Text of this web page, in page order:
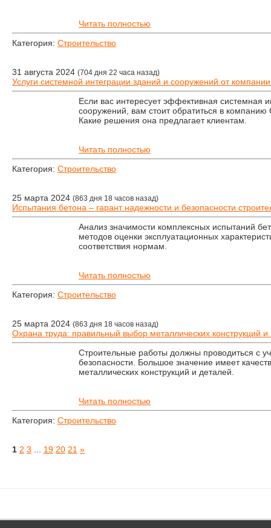
Читать полностью
Категория: Строительство
31 августа 2024 (704 дня 22 часа назад)
Услуги системной интеграции зданий и сооружений от
Если вас интересует эффективная системная
сооружений, вам стоит обратиться в
Какие решения она предлагает клиентам.
Читать полностью
Категория: Строительство
25 марта 2024 (863 дня 18 часов назад)
Испытания бетона – гарант надежности и безопасности
Анализ значимости комплексных испытаний
методов оценки эксплуатационных
соответствия нормам.
Читать полностью
Категория: Строительство
25 марта 2024 (863 дня 18 часов назад)
Охрана труда: правильный выбор металлических конструкций и
Строительные работы должны проводиться с
безопасности. Большое значение имеет
металлических конструкций и деталей.
Читать полностью
Категория: Строительство
1 2 3 19 20 21 »